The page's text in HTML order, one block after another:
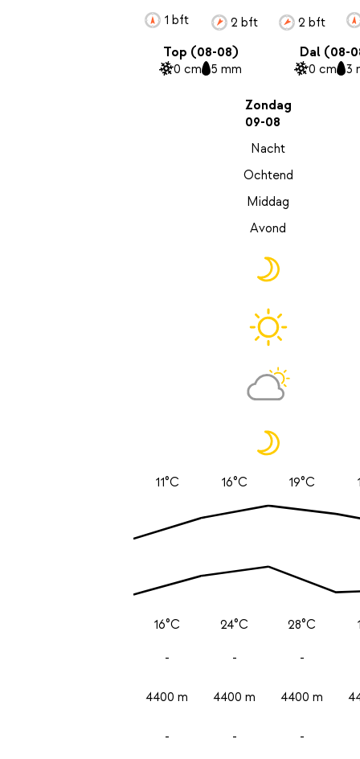
1 bft 2 bft
2 bft
Top (08-08)
0 cm 5 mm
Dal (08-
0 cm 3
Zondag
09-08
Nacht
Ochtend
Middag
Avond
11°C
16°C
-
4400 m
-
16°C
24°C
-
4400 m
-
19°C
28°C
-
4400 m
-